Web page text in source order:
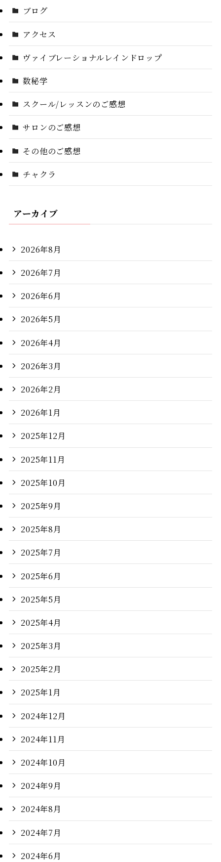
ブログ
アクセス
ヴァイブレーショナルレインドロップ
数秘学
スクール/レッスンのご感想
サロンのご感想
その他のご感想
チャクラ
アーカイブ
2026年8月
2026年7月
2026年6月
2026年5月
2026年4月
2026年3月
2026年2月
2026年1月
2025年12月
2025年11月
2025年10月
2025年9月
2025年8月
2025年7月
2025年6月
2025年5月
2025年4月
2025年3月
2025年2月
2025年1月
2024年12月
2024年11月
2024年10月
2024年9月
2024年8月
2024年7月
2024年6月